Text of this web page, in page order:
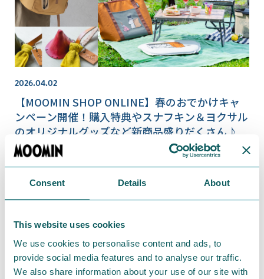
Consent Details About
This website uses cookies
We use cookies to personalise content and ads, to
provide social media features and to analyse our traffic.
We also share information about your use of our site with
2026.04.02
【MOOMIN SHOP ONLINE】春のおでかけキャ
ンペーン開催！購入特典やスナフキン＆ヨクサル
のオリジナルグッズなど新商品盛りだくさん♪